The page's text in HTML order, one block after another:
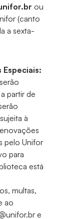
ou
(canto
a sexta-
partir de
à
pelo Unifor
para
está
multas,
ao
e